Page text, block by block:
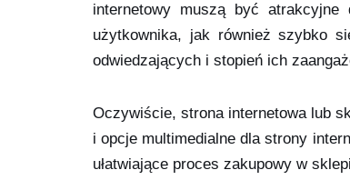
internetowy muszą być
użytkownika, jak również szybko
odwiedzających i stopień ich
Oczywiście, strona internetowa lub
i opcje multimedialne dla strony
ułatwiające proces zakupowy w